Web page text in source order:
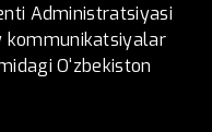
Administratsiyasi
kommunikatsiyalar
O‘zbekiston